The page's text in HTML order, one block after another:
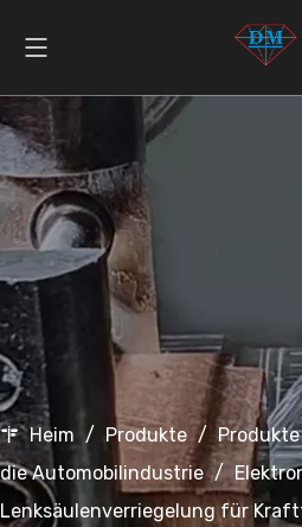
Heim / Produkte /
die Automobilindustrie /
Lenksäulenverriegelung für